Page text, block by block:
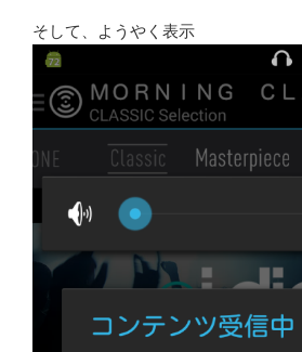
そして、ようやく表示